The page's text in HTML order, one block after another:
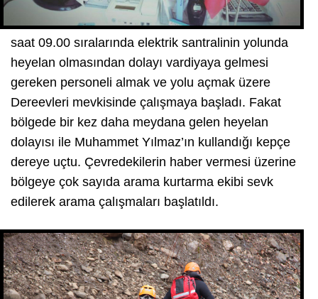
saat 09.00 sıralarında elektrik santralinin yolunda
heyelan olmasından dolayı vardiyaya gelmesi
gereken personeli almak ve yolu açmak üzere
Dereevleri mevkisinde çalışmaya başladı. Fakat
bölgede bir kez daha meydana gelen heyelan
dolayısı ile Muhammet Yılmaz’ın kullandığı kepçe
dereye uçtu. Çevredekilerin haber vermesi üzerine
bölgeye çok sayıda arama kurtarma ekibi sevk
edilerek arama çalışmaları başlatıldı.